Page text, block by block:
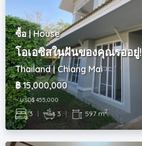
ซื้อ | House
โอเอซิสในฝันของคุณรออยู่!
Thailand | Chiang Mai
฿ 15,000,000
~ USD$ 455,000
3 | 3 | 597 m2